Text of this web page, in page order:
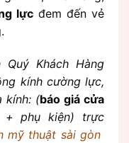
lựcđem đến vẻ
Khách Hàng
kính cường lực,
kính: (báo giácửa
phụ kiện) trực
mỹ thuật sài gòn